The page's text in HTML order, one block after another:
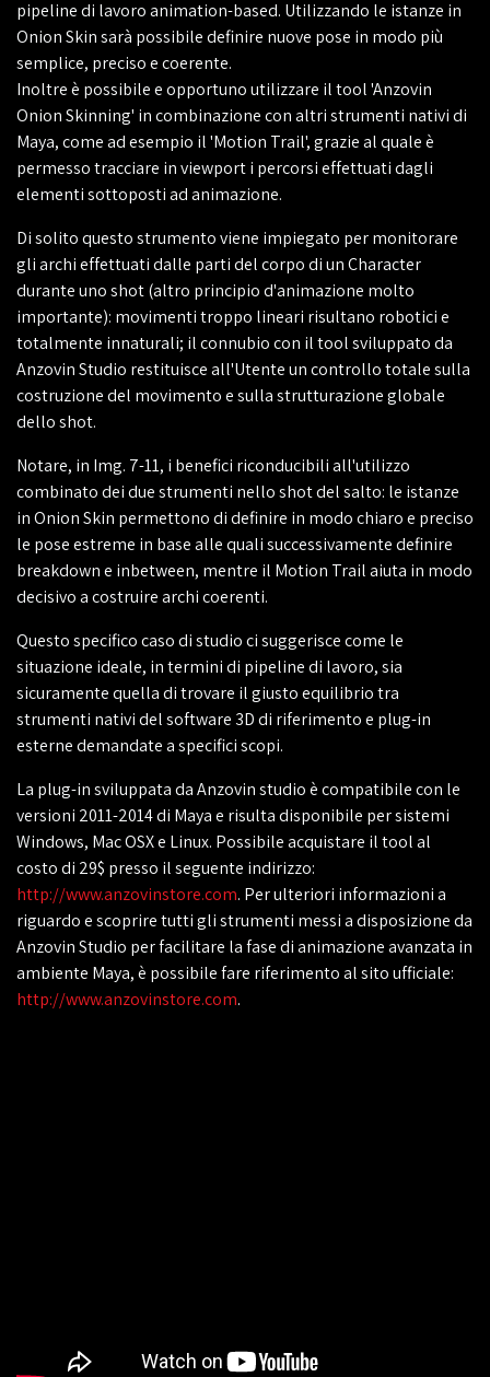
pipeline di lavoro animation-based. Utilizzando le istanze in
Onion Skin sarà possibile definire nuove pose in modo più
semplice, preciso e coerente.
Inoltre è possibile e opportuno utilizzare il tool 'Anzovin
Onion Skinning' in combinazione con altri strumenti nativi di
Maya, come ad esempio il 'Motion Trail', grazie al quale è
permesso tracciare in viewport i percorsi effettuati dagli
elementi sottoposti ad animazione.
Di solito questo strumento viene impiegato per monitorare
gli archi effettuati dalle parti del corpo di un Character
durante uno shot (altro principio d'animazione molto
importante): movimenti troppo lineari risultano robotici e
totalmente innaturali; il connubio con il tool sviluppato da
Anzovin Studio restituisce all'Utente un controllo totale sulla
costruzione del movimento e sulla strutturazione globale
dello shot.
Notare, in Img. 7-11, i benefici riconducibili all'utilizzo
combinato dei due strumenti nello shot del salto: le istanze
in Onion Skin permettono di definire in modo chiaro e preciso
le pose estreme in base alle quali successivamente definire
breakdown e inbetween, mentre il Motion Trail aiuta in modo
decisivo a costruire archi coerenti.
Questo specifico caso di studio ci suggerisce come le
situazione ideale, in termini di pipeline di lavoro, sia
sicuramente quella di trovare il giusto equilibrio tra
strumenti nativi del software 3D di riferimento e plug-in
esterne demandate a specifici scopi.
La plug-in sviluppata da Anzovin studio è compatibile con le
versioni 2011-2014 di Maya e risulta disponibile per sistemi
Windows, Mac OSX e Linux. Possibile acquistare il tool al
costo di 29$ presso il seguente indirizzo:
http://www.anzovinstore.com. Per ulteriori informazioni a
riguardo e scoprire tutti gli strumenti messi a disposizione da
Anzovin Studio per facilitare la fase di animazione avanzata in
ambiente Maya, è possibile fare riferimento al sito ufficiale:
http://www.anzovinstore.com.